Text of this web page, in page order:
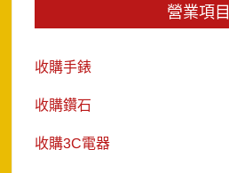
營業項目
收購手錶
收購鑽石
收購3C電器